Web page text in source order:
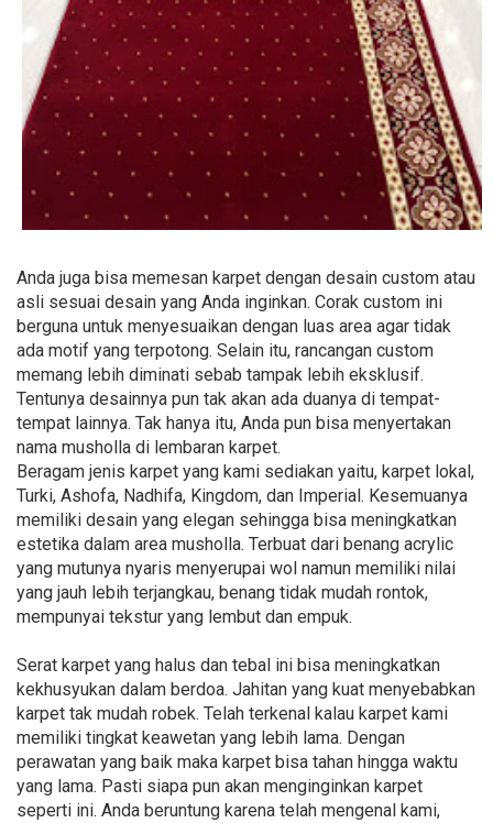
Anda juga bisa memesan karpet dengan desain custom atau
asli sesuai desain yang Anda inginkan. Corak custom ini
berguna untuk menyesuaikan dengan luas area agar tidak
ada motif yang terpotong. Selain itu, rancangan custom
memang lebih diminati sebab tampak lebih eksklusif.
Tentunya desainnya pun tak akan ada duanya di tempat-
tempat lainnya. Tak hanya itu, Anda pun bisa menyertakan
nama musholla di lembaran karpet.
Beragam jenis karpet yang kami sediakan yaitu, karpet lokal,
Turki, Ashofa, Nadhifa, Kingdom, dan Imperial. Kesemuanya
memiliki desain yang elegan sehingga bisa meningkatkan
estetika dalam area musholla. Terbuat dari benang acrylic
yang mutunya nyaris menyerupai wol namun memiliki nilai
yang jauh lebih terjangkau, benang tidak mudah rontok,
mempunyai tekstur yang lembut dan empuk.
Serat karpet yang halus dan tebal ini bisa meningkatkan
kekhusyukan dalam berdoa. Jahitan yang kuat menyebabkan
karpet tak mudah robek. Telah terkenal kalau karpet kami
memiliki tingkat keawetan yang lebih lama. Dengan
perawatan yang baik maka karpet bisa tahan hingga waktu
yang lama. Pasti siapa pun akan menginginkan karpet
seperti ini. Anda beruntung karena telah mengenal kami,